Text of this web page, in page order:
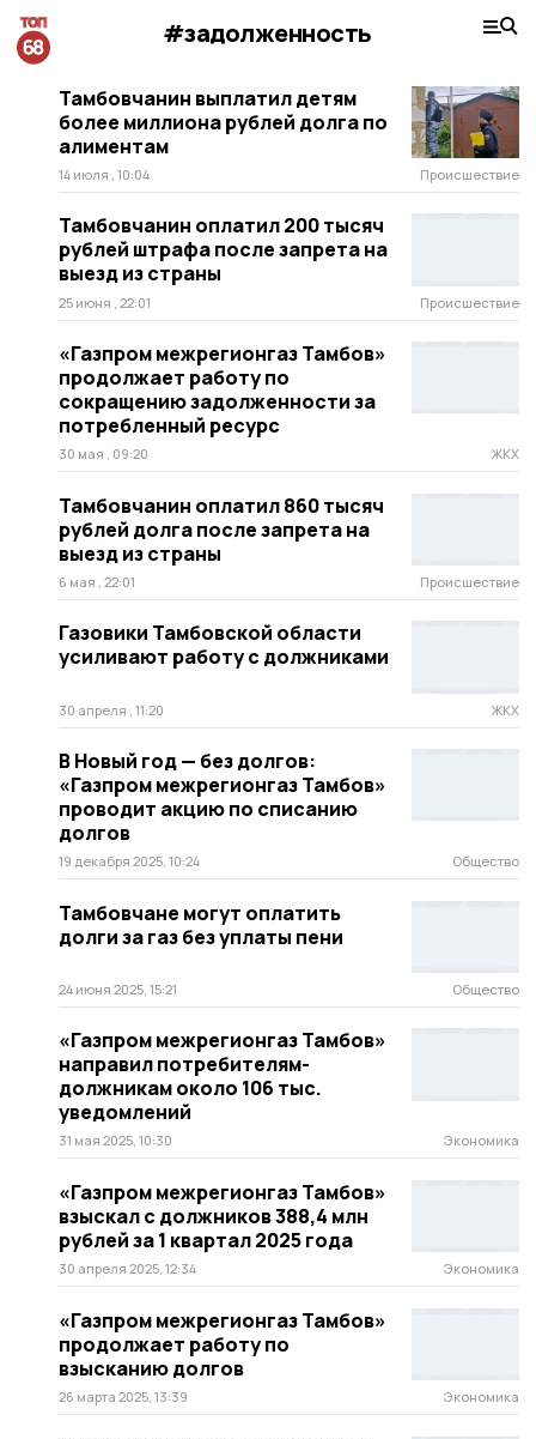
#задолженность
Тамбовчанин выплатил детям
более миллиона рублей долга по
алиментам
14 июля , 10:04 Происшествие
Тамбовчанин оплатил 200 тысяч
рублей штрафа после запрета на
выезд из страны
25 июня , 22:01 Происшествие
«Газпром межрегионгаз Тамбов»
продолжает работу по
сокращению задолженности за
потребленный ресурс
30 мая , 09:20 ЖКХ
Тамбовчанин оплатил 860 тысяч
рублей долга после запрета на
выезд из страны
6 мая , 22:01 Происшествие
Газовики Тамбовской области
усиливают работу с должниками
30 апреля , 11:20 ЖКХ
В Новый год — без долгов:
«Газпром межрегионгаз Тамбов»
проводит акцию по списанию
долгов
19 декабря 2025, 10:24 Общество
Тамбовчане могут оплатить
долги за газ без уплаты пени
24 июня 2025, 15:21 Общество
«Газпром межрегионгаз Тамбов»
направил потребителям-
должникам около 106 тыс.
уведомлений
31 мая 2025, 10:30 Экономика
«Газпром межрегионгаз Тамбов»
взыскал с должников 388,4 млн
рублей за 1 квартал 2025 года
30 апреля 2025, 12:34 Экономика
«Газпром межрегионгаз Тамбов»
продолжает работу по
взысканию долгов
26 марта 2025, 13:39 Экономика